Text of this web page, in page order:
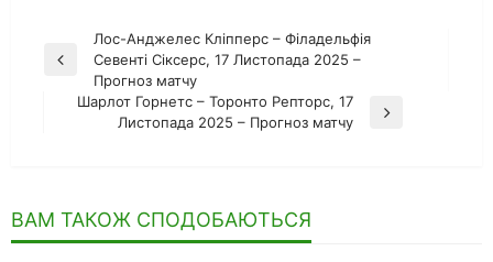
Навігація
записів
Попередній
Лос-Анджелес Кліпперс – Філадельфія
Севенті Сіксерс, 17 Листопада 2025 –
Прогноз матчу
Наступний
Шарлот Горнетс – Торонто Репторс, 17
Листопада 2025 – Прогноз матчу
ВАМ ТАКОЖ СПОДОБАЮТЬСЯ